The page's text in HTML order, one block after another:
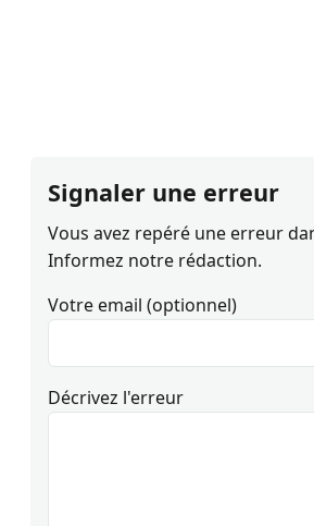
Signaler une erreur
Vous avez repéré une erreur
Informez notre rédaction.
Votre email (optionnel)
Décrivez l'erreur